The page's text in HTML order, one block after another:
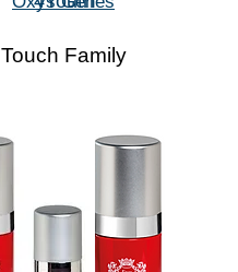
Touch Family